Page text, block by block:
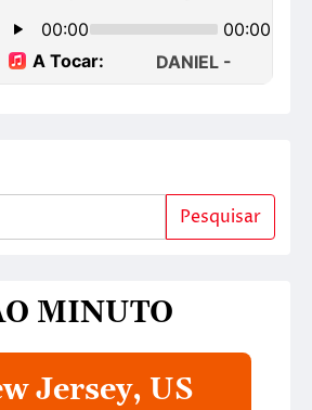
Pesquisar
MINUTO
Jersey, US